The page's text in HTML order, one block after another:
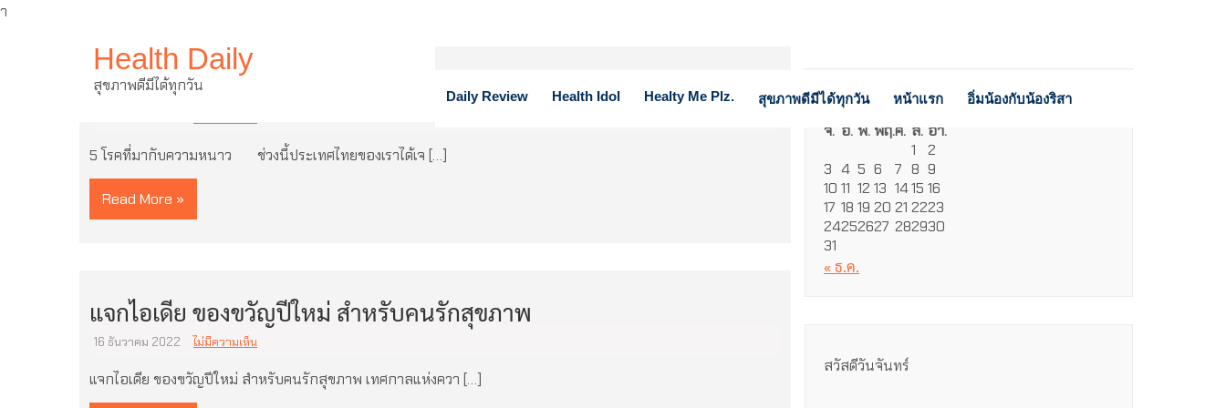
ำ
Health Daily
สุขภาพดีมีได้ทุกวัน
Daily Review Health Idol Healty Me Plz. สุขภาพดีมีได้ทุกวัน หน้าแรก อิ่มน้องกับน้องริสา
5 โรคที่มากับความหนาว
5 โรคที่มากับความหนาว ช่วงนี้ประเทศไทยของเราได้เจ […]
Read More »
แจกไอเดีย ของขวัญปีใหม่ สำหรับคนรักสุขภาพ
16 ธันวาคม 2022 ไม่มีความเห็น
แจกไอเดีย ของขวัญปีใหม่ สำหรับคนรักสุขภาพ เทศกาลแห่งควา […]
สิงหาคม 2026
จ. อ. พ.พฤ.ศ. ส. อา.
1
2
3 4 5 6 7 8 9
10 11 12 13 1415 16
17 18 19 20 21 2223
24252627 282930
31
« ธ.ค.
สวัสดีวันจันทร์